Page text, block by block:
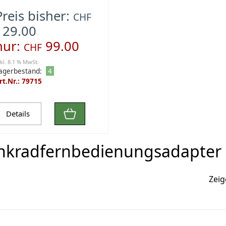
bisher: CHF
CHF 99.00
8.1 % MwSt.
4
79715
Details